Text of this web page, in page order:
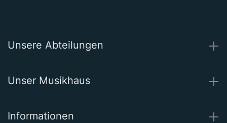
Unsere Abteilungen
Unser Musikhaus
Informationen